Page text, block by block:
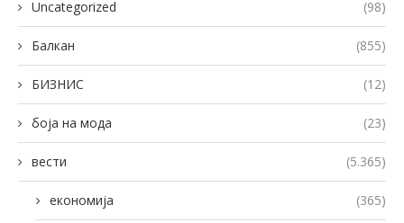
Uncategorized (98)
Балкан (855)
БИЗНИС (12)
боја на мода (23)
вести (5.365)
економија (365)